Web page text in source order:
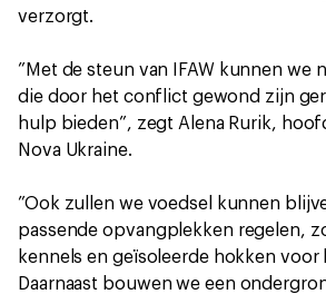
verzorgt.
”Met de steun van IFAW kunnen we
die door het conflict gewond zijn
hulp bieden”, zegt Alena Rurik,
Nova Ukraine.
”Ook zullen we voedsel kunnen
passende opvangplekken regelen,
kennels en geïsoleerde hokken voor
Daarnaast bouwen we een